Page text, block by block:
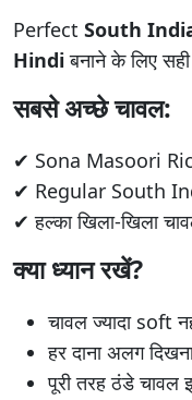
Perfect South
Hindiबनाने के लिए
सबसे अच्छे चावल:
✔ Sona Masoori
✔ Regular South
✔ हल्का खिला-खिला
क्या ध्यान रखें?
चावल ज्यादा soft
हर दाना अलग
पूरी तरह ठंडे चावल